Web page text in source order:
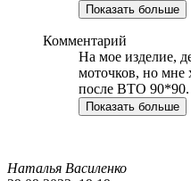
Показать больше
Комментарий
На мое изделие,
моточков, но мне
после ВТО
Показать больше
Наталья Василенко